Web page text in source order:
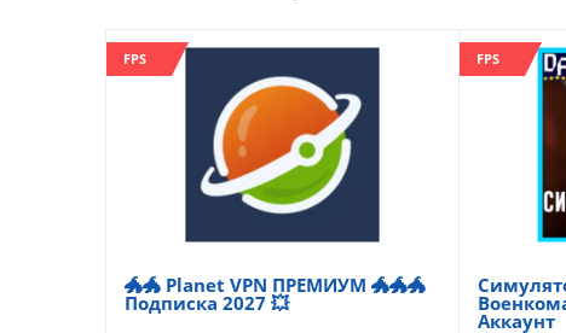
FPS
🐲🐲 Planet VPN ПРЕМИУМ 🐲🐲🐲
Подписка 2027 💥
FPS
Аккаунт